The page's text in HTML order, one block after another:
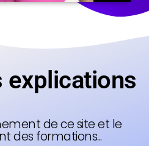
explications
de ce site et le
des formations...